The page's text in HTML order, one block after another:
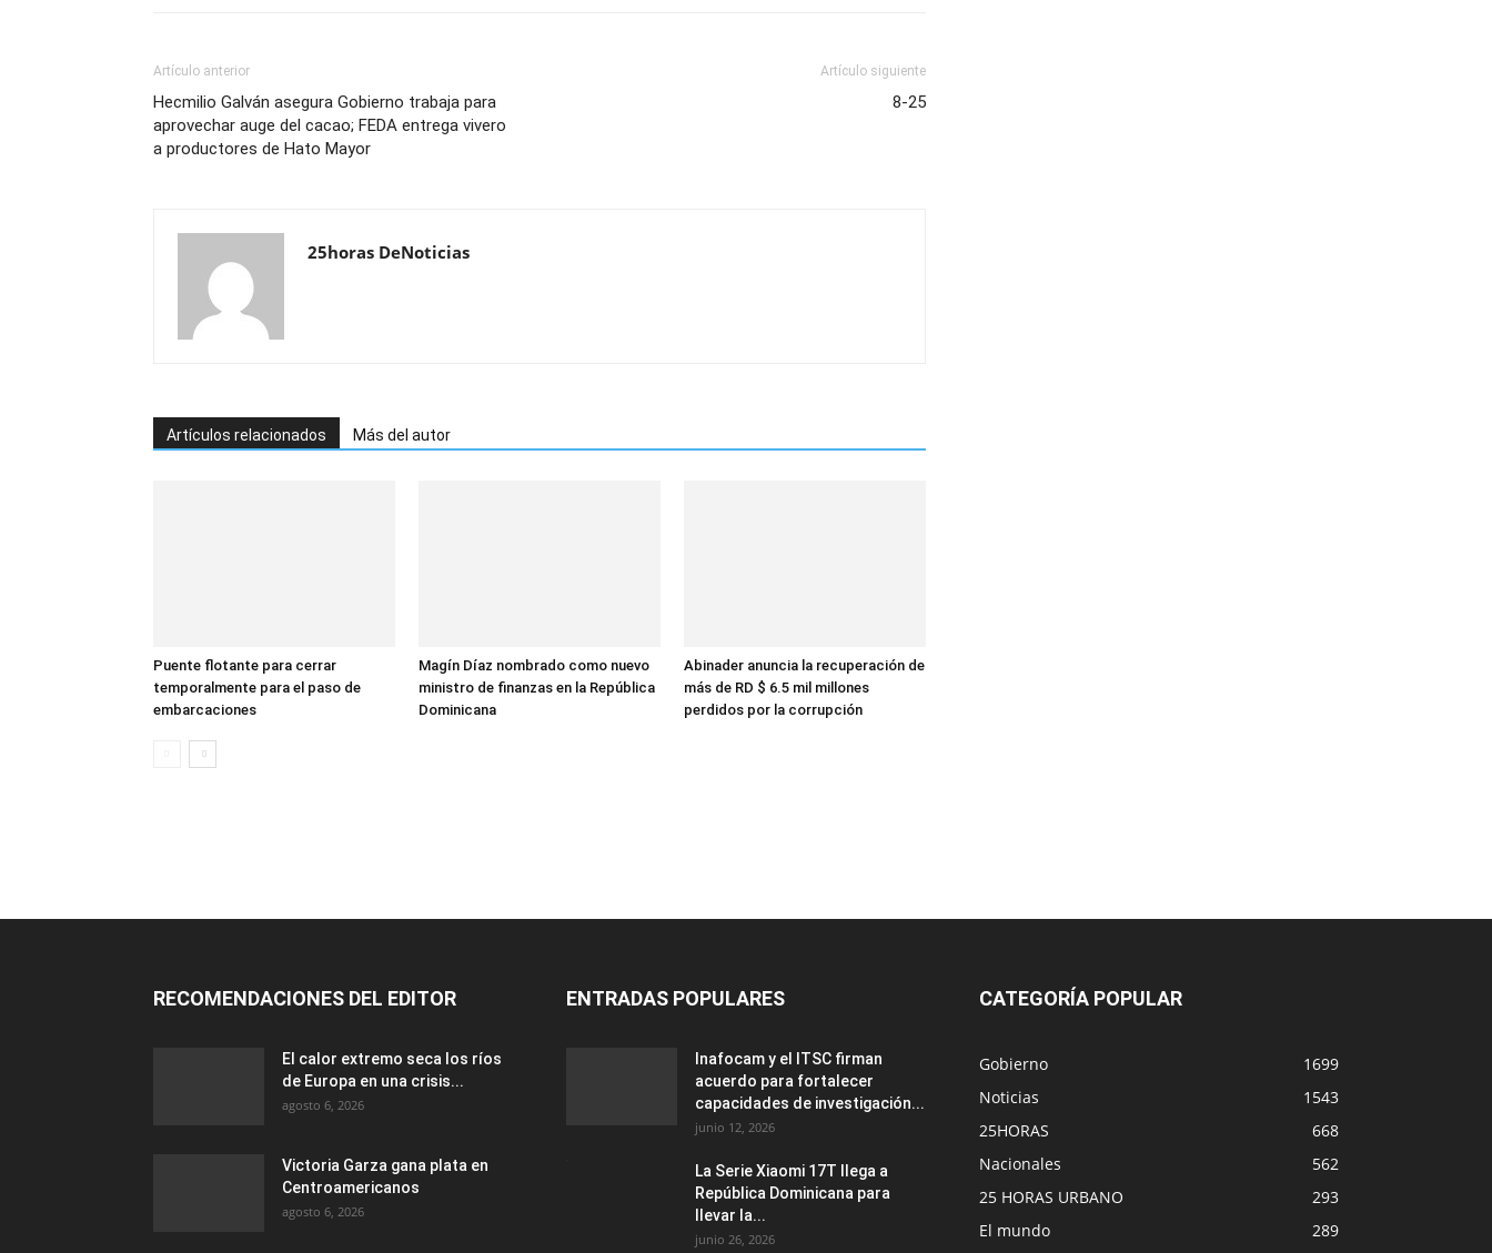
Artículo anterior
Hecmilio Galván asegura Gobierno trabaja para
aprovechar auge del cacao; FEDA entrega vivero
a productores de Hato Mayor
Artículo siguiente
8-25
25horas DeNoticias
Artículos relacionados Más del autor
Puente flotante para cerrar
temporalmente para el paso de
embarcaciones
Magín Díaz nombrado como nuevo
ministro de finanzas en la República
Dominicana
Abinader anuncia la recuperación de
más de RD $ 6.5 mil millones
perdidos por la corrupción
RECOMENDACIONES DEL EDITOR
El calor extremo seca los ríos
de Europa en una crisis...
agosto 6, 2026
Victoria Garza gana plata en
Centroamericanos
agosto 6, 2026
ENTRADAS POPULARES
Inafocam y el ITSC firman
acuerdo para fortalecer
capacidades de investigación...
junio 12, 2026
La Serie Xiaomi 17T llega a
República Dominicana para
llevar la...
junio 26, 2026
CATEGORÍA POPULAR
Gobierno
1699
Noticias
1543
25HORAS
668
Nacionales
562
25 HORAS URBANO
293
El mundo
289